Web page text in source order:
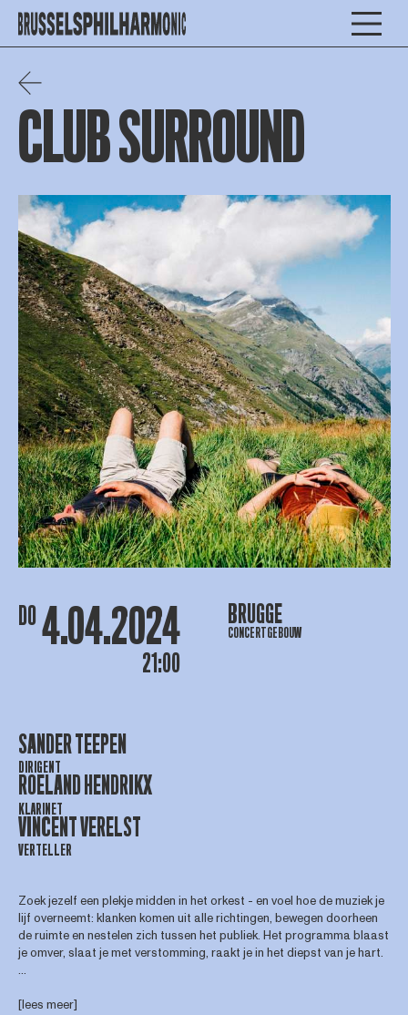
CLUB SURROUND
DO 4.04.2024
21:00
BRUGGE
CONCERTGEBOUW
SANDER TEEPEN
DIRIGENT
ROELAND HENDRIKX
KLARINET
VINCENT VERELST
VERTELLER
Zoek jezelf een plekje midden in het orkest - en voel hoe de muziek je
lijf overneemt: klanken komen uit alle richtingen, bewegen doorheen
de ruimte en nestelen zich tussen het publiek. Het programma blaast
je omver, slaat je met verstomming, raakt je in het diepst van je hart.
...
[lees meer]